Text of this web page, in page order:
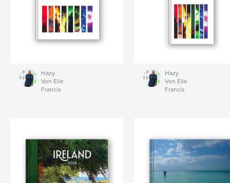
Hazy
Von Elie
Francis
Hazy
Von Elie
Francis